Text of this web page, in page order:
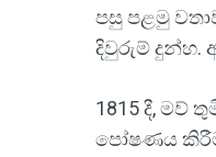
පසු පළමු
දිවුරුම් දුන්හ.
1815 දී,
පෝෂණය